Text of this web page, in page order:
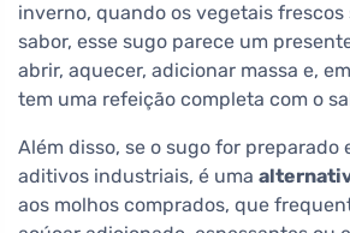
inverno, quando os vegetais frescos
sabor, esse sugo parece um
abrir, aquecer, adicionar massa e,
tem uma refeição completa com o
Além disso, se o sugo for preparado
aditivos industriais, é uma
aos molhos comprados, que